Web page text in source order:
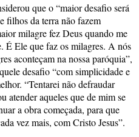
que o “maior desafio será
filhos da terra não fazem
milagre fez Deus quando me
É Ele que faz os milagres. A nós
aconteçam na nossa paróquia”,
desafio “com simplicidade e
“Tentarei não defraudar
atender aqueles que de mim se
a obra começada, para que
vez mais, com Cristo Jesus”.